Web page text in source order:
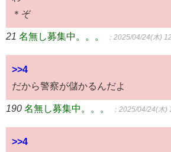
＊ぞ
21 名無し募集中。。。 ：2025/04/24(木)
>>4
だから警察が儲かるんだよ
190 名無し募集中。。。 ：2025/04/24(木)
>>4